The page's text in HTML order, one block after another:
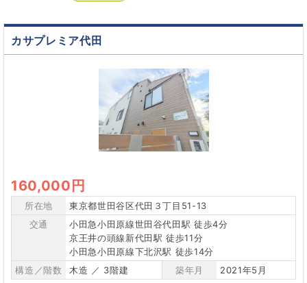
カサプレミア代田
160,000円
所在地
東京都世田谷区代田３丁目51-13
交通
小田急小田原線世田谷代田駅 徒歩4分
京王井の頭線新代田駅 徒歩11分
小田急小田原線下北沢駅 徒歩14分
構造／階数
木造 ／ 3階建 築年月 2021年5月